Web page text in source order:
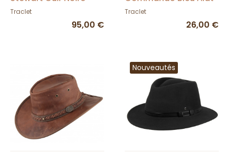
Traclet
Traclet
95,00 €
- Traclet
Traclet
26,00 €
Nouveautés